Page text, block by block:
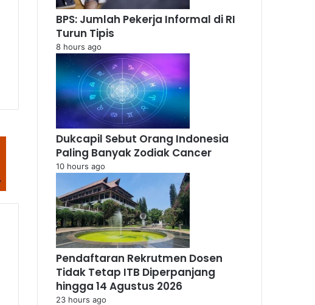
BPS: Jumlah Pekerja Informal di RI
Turun Tipis
8 hours ago
Dukcapil Sebut Orang Indonesia
Paling Banyak Zodiak Cancer
10 hours ago
Pendaftaran Rekrutmen Dosen
Tidak Tetap ITB Diperpanjang
hingga 14 Agustus 2026
23 hours ago